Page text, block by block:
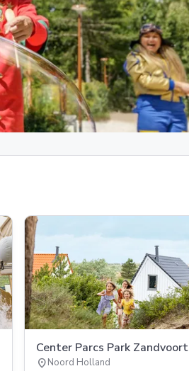
Center Parcs Park Zandvoort
location_onNoord Holland